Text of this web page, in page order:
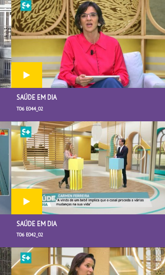
SAÚDE EM DIA
T06 E044_02
SAÚDE EM DIA
T06 E042_02